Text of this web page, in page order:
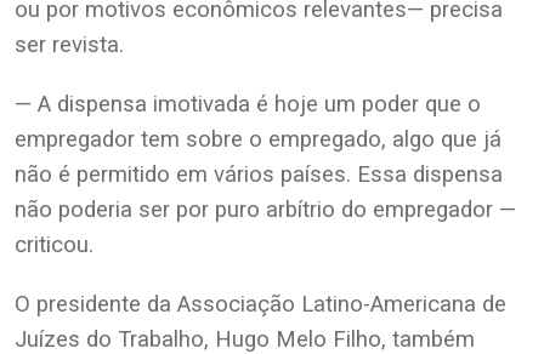
ou por motivos econômicos relevantes— precisa
ser revista.
— A dispensa imotivada é hoje um poder que o
empregador tem sobre o empregado, algo que já
não é permitido em vários países. Essa dispensa
não poderia ser por puro arbítrio do empregador —
criticou.
O presidente da Associação Latino-Americana de
Juízes do Trabalho, Hugo Melo Filho, também